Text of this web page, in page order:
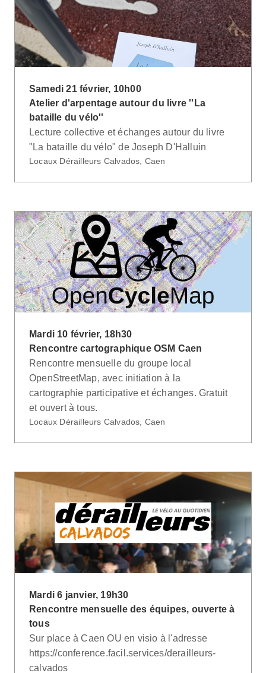
Samedi 21 février, 10h00
Atelier d'arpentage autour du livre ''La
bataille du vélo''
Lecture collective et échanges autour du livre
"La bataille du vélo" de Joseph D'Halluin
Locaux Dérailleurs Calvados, Caen
Mardi 10 février, 18h30
Rencontre cartographique OSM Caen
Rencontre mensuelle du groupe local
OpenStreetMap, avec initiation à la
cartographie participative et échanges. Gratuit
et ouvert à tous.
Locaux Dérailleurs Calvados, Caen
Mardi 6 janvier, 19h30
Rencontre mensuelle des équipes, ouverte à
tous
Sur place à Caen OU en visio à l'adresse
https://conference.facil.services/derailleurs-
calvados